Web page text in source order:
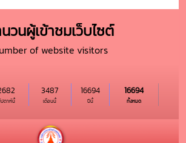
วนผู้เข้าชมเว็บไซต์
of website visitors
ดาห์นี้ เดือนนี้
3487
ปีนี้
16694
ทั้งหมด
16694